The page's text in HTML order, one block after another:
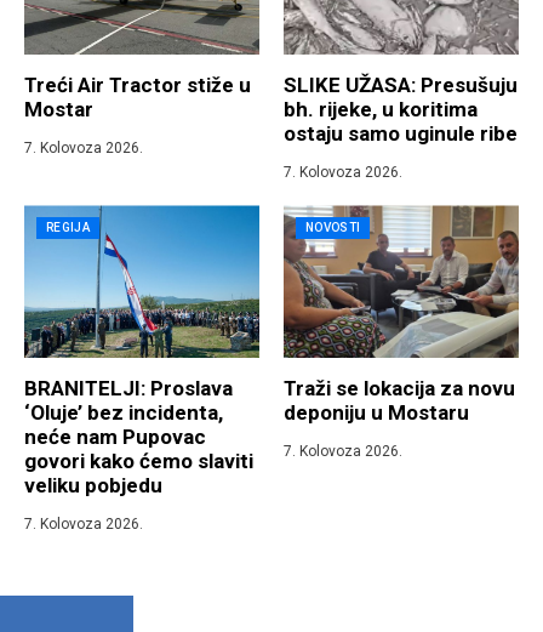
Treći Air Tractor stiže u
Mostar
7. Kolovoza 2026.
SLIKE UŽASA: Presušuju
bh. rijeke, u koritima
ostaju samo uginule ribe
7. Kolovoza 2026.
REGIJA
BRANITELJI: Proslava
‘Oluje’ bez incidenta,
neće nam Pupovac
govori kako ćemo slaviti
veliku pobjedu
7. Kolovoza 2026.
NOVOSTI
Traži se lokacija za novu
deponiju u Mostaru
7. Kolovoza 2026.